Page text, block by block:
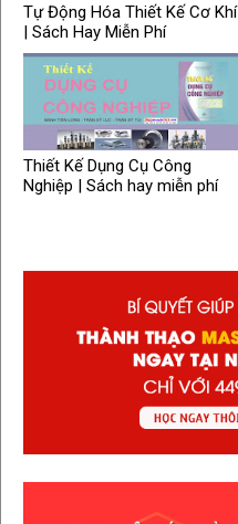
Tự Động Hóa Thiết Kế Cơ Khí
| Sách Hay Miễn Phí
Thiết Kế Dụng Cụ Công
Nghiệp | Sách hay miễn phí